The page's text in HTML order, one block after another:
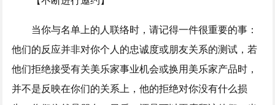
当你与名单上的人联络时，请记得一件很重要的事：
他们的反应并非对你个人的忠诚度或朋友关系的测试，若
他们拒绝接受有关美乐家事业机会或换用美乐家产品时，
并不是反映在你们的关系上，他的拒绝对你没有什么损